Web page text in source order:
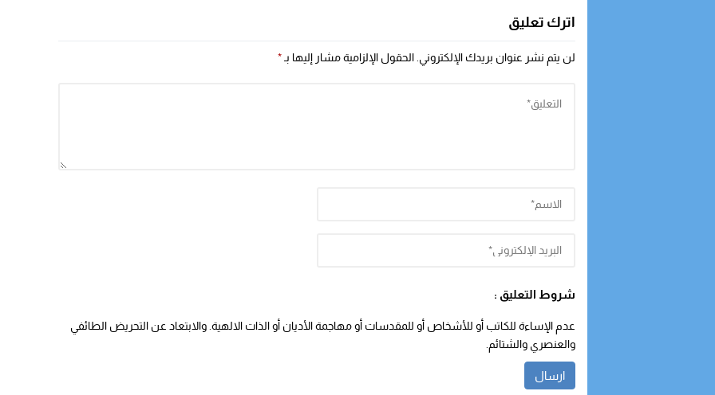
اترك تعليق
لن يتم نشر عنوان بريدك الإلكتروني. الحقول الإلزامية مشار إليها بـ *
شروط التعليق :
عدم الإساءة للكاتب أو للأشخاص أو للمقدسات أو مهاجمة الأديان أو الذات الالهية. والابتعاد عن التحريض الطائفي
والعنصري والشتائم.